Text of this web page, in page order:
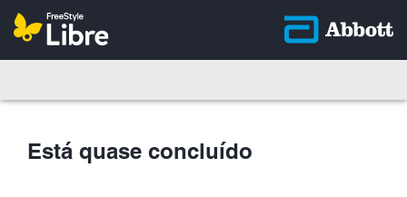
Está quase concluído